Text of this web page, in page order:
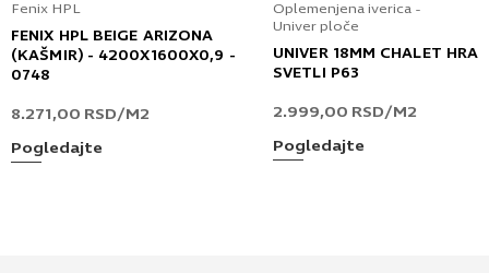
Fenix HPL
FENIX HPL BEIGE ARIZONA
(KAŠMIR) - 4200X1600X0,9 -
0748
8.271,00 RSD/M2
Pogledajte
Oplemenjena iverica -
Univer ploče
UNIVER 18MM CHALET
SVETLI P63
2.999,00 RSD/M2
Pogledajte